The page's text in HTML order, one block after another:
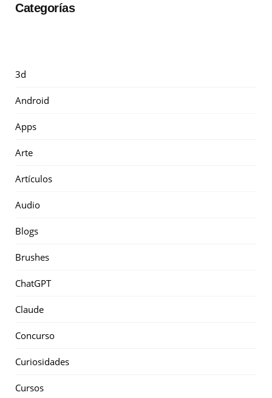
Categorías
3d
Android
Apps
Arte
Artículos
Audio
Blogs
Brushes
ChatGPT
Claude
Concurso
Curiosidades
Cursos